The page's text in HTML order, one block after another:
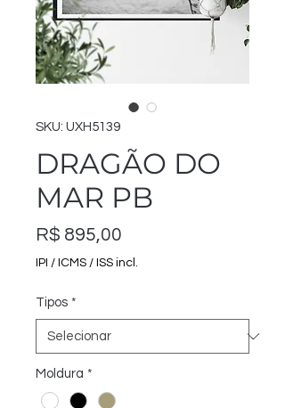
SKU: UXH5139
DRAGÃO DO
MAR PB
R$ 895,00
IPI / ICMS / ISS incl.
Tipos *
Moldura *